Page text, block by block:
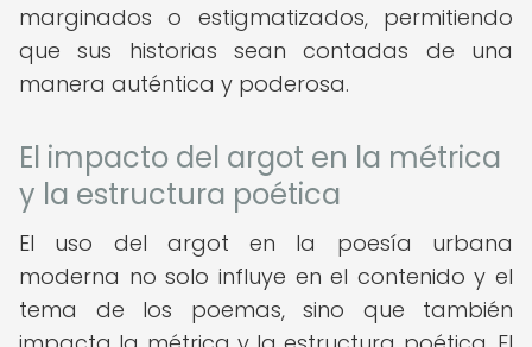
marginados o estigmatizados, permitiendo
que sus historias sean contadas de una
manera auténtica y poderosa.
El impacto del argot en la métrica
y la estructura poética
El uso del argot en la poesía urbana
moderna no solo influye en el contenido y el
tema de los poemas, sino que también